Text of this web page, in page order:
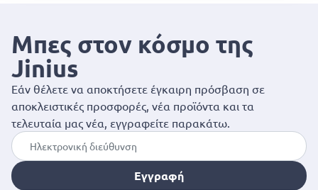
Μπες στον κόσμο της
Jinius
Εάν θέλετε να αποκτήσετε έγκαιρη πρόσβαση σε
αποκλειστικές προσφορές, νέα προϊόντα και τα
τελευταία μας νέα, εγγραφείτε παρακάτω.
Εγγραφή